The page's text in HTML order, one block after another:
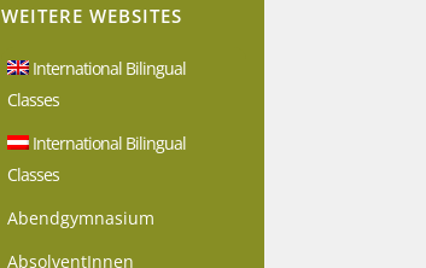
WEITERE WEBSITES
International Bilingual
Classes
International Bilingual
Classes
Abendgymnasium
AbsolventInnen